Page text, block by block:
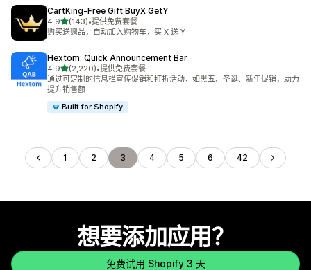
CartKing‑Free Gift BuyX GetY
4.9星（满分 5 星）
(143)
总共 143 条评论
•提供免费套餐
购买送赠品，自动加入购物车，买 X 送 Y
Hextom: Quick Announcement Bar
4.9星（满分 5 星）
(2,220)
总共 2220 条评论
•提供免费套餐
通过可定制的信息栏宣传促销和打折活动，如黑五、圣诞、新年促销，助力
提升销售额
Built for Shopify
1 2 3 4 5 6 42
想要添加应用？
免费试用 Shopify 3 天